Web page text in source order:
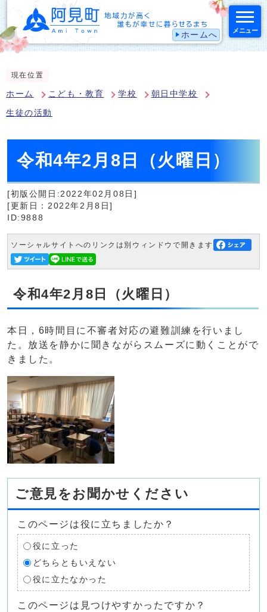
ホームへ メニュー
現在位置
ホーム こども・教育 学校 朝日中学校
生徒の活動
令和4年2月8日（火曜日）
[初版公開日:2022年02月08日]
[更新日：2022年2月8日]
ID:9888
ソーシャルサイトへのリンクは別ウィンドウで開きます
令和4年2月8日（火曜日）
本日，6時間目に不審者対応の避難訓練を行いまし
た。放送を静かに聞きながらスムーズに動くことがで
きました。
ご意見をお聞かせください
このページは役に立ちましたか？
役に立った
どちらともいえない
役に立たなかった
このページは見つけやすかったですか？